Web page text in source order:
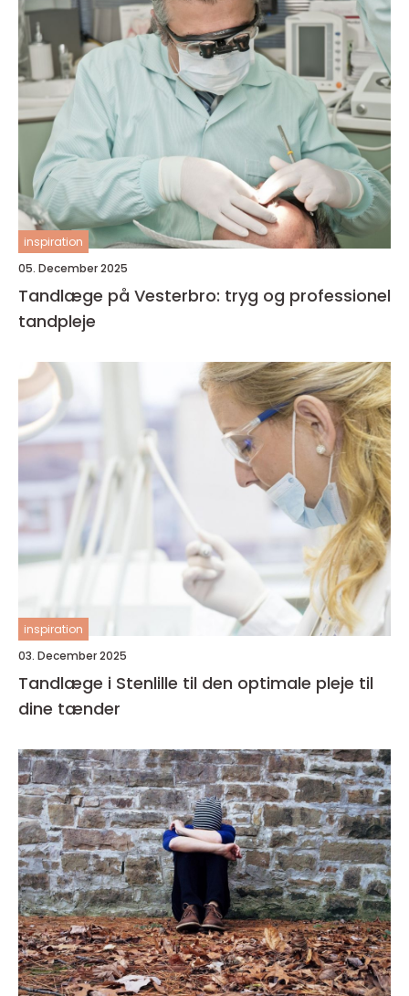
inspiration
05. December 2025
Tandlæge på Vesterbro: tryg og professionel
tandpleje
inspiration
03. December 2025
Tandlæge i Stenlille til den optimale pleje til
dine tænder